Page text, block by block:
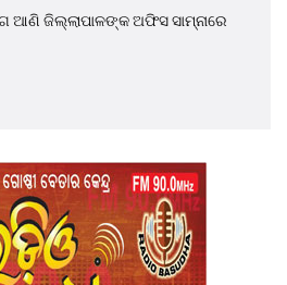
ଜିଲ୍ଲାପାଳଙ୍କ ଅଫିସ ସାମ୍ନାରେ